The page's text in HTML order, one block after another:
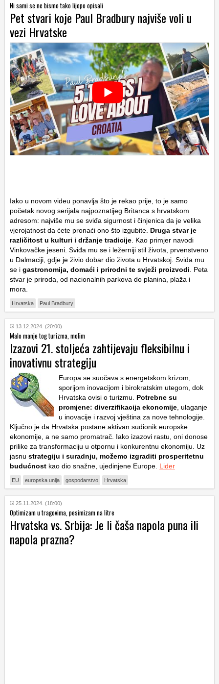
Ni sami se ne bismo tako lijepo opisali
Pet stvari koje Paul Bradbury najviše voli u
vezi Hrvatske
Iako u novom videu ponavlja što je rekao prije, to je samo
početak novog serijala najpoznatijeg Britanca s hrvatskom
adresom: najviše mu se sviđa sigurnost i činjenica da je velika
vjerojatnost da ćete pronaći ono što izgubite. Druga stvar je
različitost u kulturi i držanje tradicije . Kao primjer navodi
Vinkovačke jeseni. Sviđa mu se i ležerniji stil života, prvenstveno
u Dalmaciji, gdje je živio dobar dio života u Hrvatskoj. Sviđa mu
se i gastronomija, domaći i prirodni te svježi proizvodi . Peta
stvar je priroda, od nacionalnih parkova do planina, plaža i
mora.
Hrvatska Paul Bradbury
13.12.2024. (20:00)
Malo manje tog turizma, molim
Izazovi 21. stoljeća zahtijevaju fleksibilnu i
inovativnu strategiju
Europa se suočava s energetskom krizom,
sporijom inovacijom i birokratskim utegom, dok
Hrvatska ovisi o turizmu. Potrebne su
promjene: diverzifikacija ekonomije , ulaganje
u inovacije i razvoj vještina za nove tehnologije.
Ključno je da Hrvatska postane aktivan sudionik europske
ekonomije, a ne samo promatrač. Iako izazovi rastu, oni donose
prilike za transformaciju u otpornu i konkurentnu ekonomiju. Uz
jasnu strategiju i suradnju, možemo izgraditi prosperitetnu
budućnost kao dio snažne, ujedinjene Europe. Lider
EU europska unija gospodarstvo Hrvatska
25.11.2024. (18:00)
Optimizam u tragovima, pesimizam na litre
Hrvatska vs. Srbija: Je li čaša napola puna ili
napola prazna?